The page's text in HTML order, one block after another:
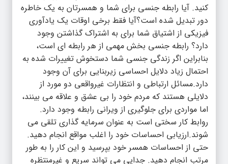
کنید. آیا رابطه جنسی برای شما و همسرتان به یک خاطره
دور تبدیل شده است؟آیا فقط برخی اوقات یک یادآوری
فیزیکی از اشتیاق شما برای به اشتراک گذاشتن وجود
دارد؟ رابطه جنسی بخش مهمی از هر رابطه ای است،
بنابراین اگر زندگی جنسی شما دستخوش تغییرات شده به
احتمال زیاد دلایل احساسی زیربنایی برای آن وجود
دارد.مسائل ارتباطی و انتظارات غیرواقعی دو مورد از
دلایلی هستند که مردم خود را بی عشق و علاقه می بینند،
اما مواردی برای جلوگیری از ویرانی رابطه وجود دارد.
روابط کار سختی است به عنوان سرمایه گذاری تلقی می
شوند.ارزیابی احساسات خود را اغلب مواقع انجام دهید.
حتی از احساسات همسر خود بپرسید و این کار را به طور
مرتب انجام دهید. جدایی می تواند سریع و غیرمنتظره